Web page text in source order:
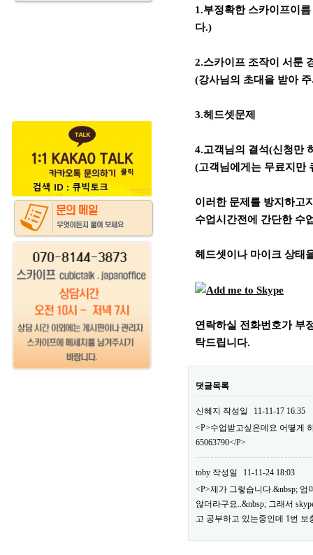
1.부정확한 스카이프이
다.)
2.스카이프 조작이 서툰
(강사님의 초대을 받아
3.헤드셋문제
4.고객님의 결석(신청만
(고객님에게는 무료지만
이러한 문제를 방지하고
수업시간전에 간단한 수
헤드셋이나 마이크 상태
연락하실 전화번호가 부
탁드립니다.
댓글목록
신혜지 작성일
11-11-17 16:35
<P>수업받고싶은데요 어뗳게
65063790</P>
toby 작성일
11-11-24 18:03
<P>제가 그렇습니다.&nbsp;
않더라구요..&nbsp; 그래서
고 공부하고 있는중인데 1번